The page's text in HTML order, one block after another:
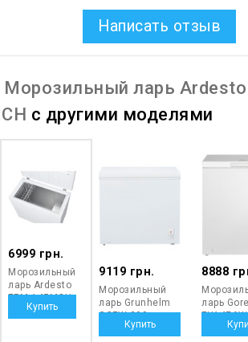
Написать отзыв
Морозильный ларь Ardesto
с другими моделями
6999 грн.
Морозильный
ларь Ardesto
FRM-145MCH
9119 грн.
Морозильный
ларь Grunhelm
GCFW-200
8888
ларь
FH14EAW